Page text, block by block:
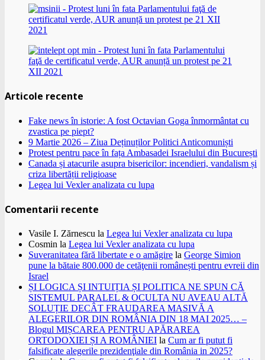
Articole recente
Fake news în istorie: A fost Octavian Goga înmormântat cu
zvastica pe piept?
9 Martie 2026 – Ziua Deținuților Politici Anticomuniști
Protest pentru pace în fața Ambasadei Israelului din București
Canada și atacurile asupra bisericilor: incendieri, vandalism și
criza libertății religioase
Legea lui Vexler analizata cu lupa
Comentarii recente
Vasile I. Zărnescu la Legea lui Vexler analizata cu lupa
Cosmin la Legea lui Vexler analizata cu lupa
Suveranitatea fără libertate e o amăgire la George Simion
pune la bătaie 800.000 de cetăţenii românești pentru evreii din
Israel
ȘI LOGICA ȘI INTUIȚIA ȘI POLITICA NE SPUN CĂ
SISTEMUL PARALEL & OCULTA NU AVEAU ALTĂ
SOLUȚIE DECÂT FRAUDAREA MASIVĂ A
ALEGERILOR DIN ROMÂNIA DIN 18 MAI 2025… –
Blogul MIȘCAREA PENTRU APĂRAREA
ORTODOXIEI ȘI A ROMÂNIEI la Cum ar fi putut fi
falsificate alegerile prezidenţiale din România in 2025?